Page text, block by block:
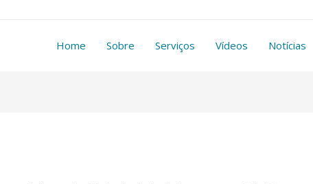
Home Sobre Serviços Vídeos Notícias